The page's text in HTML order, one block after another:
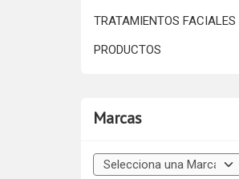
TRATAMIENTOS FACIALES
PRODUCTOS
Marcas